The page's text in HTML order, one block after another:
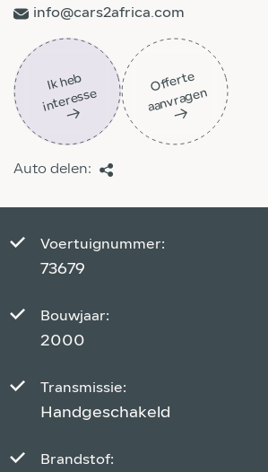
info@cars2africa.com
Ik
h
e
b
i
nt
er
ess
e
Off
ert
e
aa
n
vra
g
e
n
Auto delen:
Voertuignummer:
73679
Bouwjaar:
2000
Transmissie:
Handgeschakeld
Brandstof: